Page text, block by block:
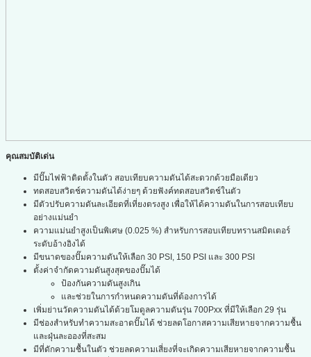
คุณสมบัติเด่น
มีปั๊มไฟฟ้าติดตั้งในตัว สอบเทียบความดันได้สะดวกด้วยมือเดียว
ทดสอบสวิตช์ความดันได้ง่ายๆ ด้วยฟังค์ทดสอบสวิตช์ในตัว
มีตัวปรับความดันละเอียดที่เที่ยงตรงสูง เพื่อให้ได้ความดันในการสอบเทียบ
อย่างแม่นยำ
ความแม่นยำสูงเป็นพิเศษ (0.025 %) สำหรับการสอบเทียบทรานสมิตเตอร์
ระดับอ้างอิงได้
มีขนาดของปั๊มความดันให้เลือก 30 PSI, 150 PSI และ 300 PSI
ตั้งค่าจำกัดความดันสูงสุดของปั๊มได้
ป้องกันความดันสูงเกิน
และช่วยในการกำหนดความดันที่ต้องการได้
เพิ่มย่านวัดความดันได้ด้วยโมดูลความดันรุ่น 700Pxx ที่มีให้เลือก 29 รุ่น
มีช่องสำหรับทำความสะอาดปั๊มได้ ช่วยลดโอกาสความเสียหายจากความชื้น
และฝุ่นละอองที่สะสม
มีที่ดักความชื้นในตัว ช่วยลดความเสี่ยงที่จะเกิดความเสียหายจากความชื้น